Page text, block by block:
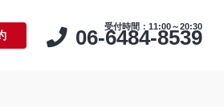
受付時間：11:00～20:30
06-6484-8539